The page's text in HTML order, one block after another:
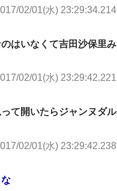
02/01(水)
はいなくて吉田沙保里
02/01(水)
て開いたらジャンヌダ
02/01(水)